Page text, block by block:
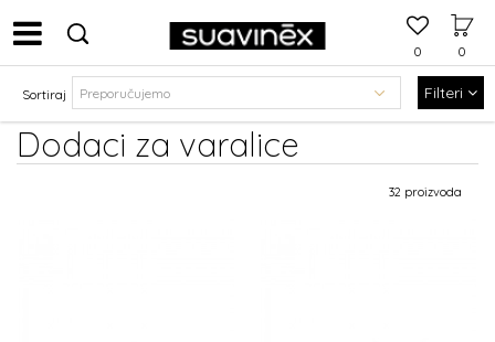
0
0
Dodaci za varalice
Sortiraj Filteri
32 proizvoda